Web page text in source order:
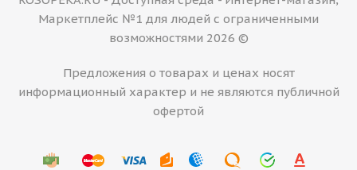
Маркетплейс №1 для людей с ограниченными
возможностями 2026 ©
Предложения о товарах и ценах носят
информационный характер и не являются публичной
офертой